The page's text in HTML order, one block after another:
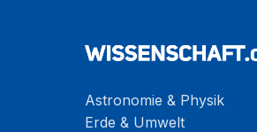
Astronomie & Physik
Erde & Umwelt